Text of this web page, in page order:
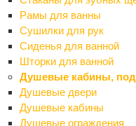
Рамы для ванны
Сушилки для рук
Сиденья для ванной
Шторки для ванной
Душевые кабины,
Душевые двери
Душевые кабины
Душевые ограждения
Гидроизоляционные ленты
Гидроизоляция сухая
Гидропломбы
Обмазочная гидроизоляция
Профилированная мембрана
Рубероид
Рулонная гидроизоляция
Укрывной материал